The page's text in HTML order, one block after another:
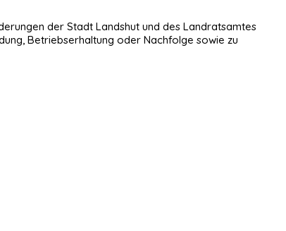
der Stadt Landshut und des Landratsamtes
Betriebserhaltung oder Nachfolge sowie zu